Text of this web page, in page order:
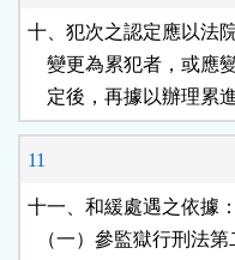
十、犯次之認定應以法
變更為累犯者，或
定後，再據以辦理累
11
十一、和緩處遇之依據：
（一）參監獄行刑法